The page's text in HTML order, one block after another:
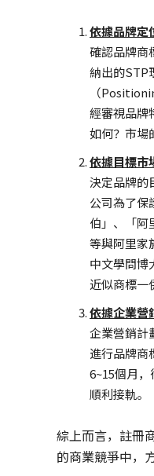
依據品牌定
確認品牌商
納出的STP
（
經審視品牌
如何？市場
依據目標市
決定品牌的
公司為了保
伯」、「阿
等與阿里家
中文學問博
近似商標一
依據企業營
企業營銷計
進行品牌商
6~15個月
順利接軌。
綜上而言，註冊
的商業競爭中，